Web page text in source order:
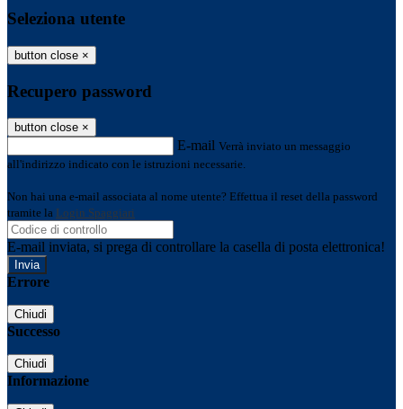
Seleziona utente
button close ×
Recupero password
button close ×
E-mail Verrà inviato un messaggio
all'indirizzo indicato con le istruzioni necessarie.
Non hai una e-mail associata al nome utente? Effettua il reset della password
tramite la Login Spaggiari
E-mail inviata, si prega di controllare la casella di posta elettronica!
Errore
Chiudi
Successo
Chiudi
Informazione